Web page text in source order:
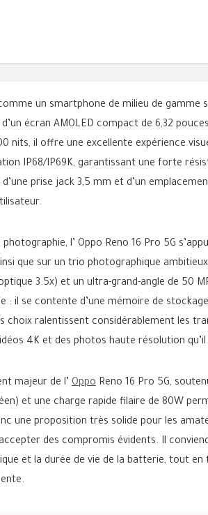
un smartphone de milieu de gamme
écran AMOLED compact de 6,32
nits, il offre une excellente expérience
IP68/IP69K, garantissant une forte
d’une prise jack 3,5 mm et d’un
l’ Oppo Reno 16 Pro 5G
que sur un trio photographique
3.5x) et un ultra-grand-angle de 50
il se contente d’une mémoire de
choix ralentissent considérablement les
4K et des photos haute résolution qu’il
majeur de l’ Oppo Reno 16 Pro 5G,
et une charge rapide filaire de 80W
une proposition très solide pour les
des compromis évidents. Il
et la durée de vie de la batterie, tout